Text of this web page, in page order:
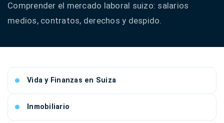
Comprender el mercado laboral suizo: salarios
medios, contratos, derechos y despido.
Vida y Finanzas en Suiza
Inmobiliario